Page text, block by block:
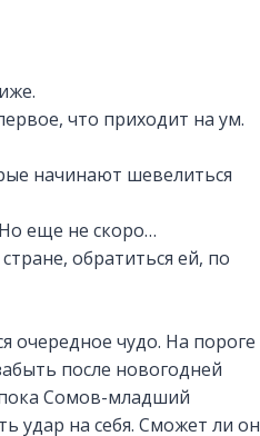
что приходит на ум.
начинают шевелиться
еще не скоро…
обратиться ей, по
очередное чудо. На пороге
после новогодней
Сомов-младший
удар на себя. Сможет ли он